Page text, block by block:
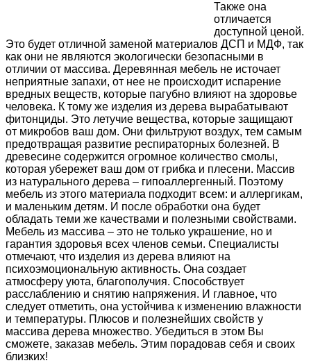
Также она
отличается
доступной ценой.
Это будет отличной заменой материалов ДСП и МДФ, так
как они не являются экологически безопасными в
отличии от массива. Деревянная мебель не источает
неприятные запахи, от нее не происходит испарение
вредных веществ, которые пагубно влияют на здоровье
человека. К тому же изделия из дерева вырабатывают
фитонциды. Это летучие вещества, которые защищают
от микробов ваш дом. Они фильтруют воздух, тем самым
предотвращая развитие респираторных болезней. В
древесине содержится огромное количество смолы,
которая убережет ваш дом от грибка и плесени. Массив
из натурального дерева – гипоаллергенный. Поэтому
мебель из этого материала подходит всем: и аллергикам,
и маленьким детям. И после обработки она будет
обладать теми же качествами и полезными свойствами.
Мебель из массива – это не только украшение, но и
гарантия здоровья всех членов семьи. Специалисты
отмечают, что изделия из дерева влияют на
психоэмоциональную активность. Она создает
атмосферу уюта, благополучия. Способствует
расслаблению и снятию напряжения. И главное, что
следует отметить, она устойчива к изменению влажности
и температуры. Плюсов и полезнейших свойств у
массива дерева множество. Убедиться в этом Вы
сможете, заказав мебель. Этим порадовав себя и своих
близких!